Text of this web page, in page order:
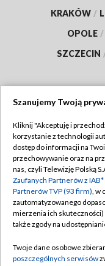
KRAKÓW /
OPOLE /
SZCZECIN
Abonament TVP
Emisja w TVP
Centrum informacji
Naziemna
Rada Programowa
Szanujemy Twoją
Kliknij "Akceptuję i
korzystanie z technologii
dostęp do informacji na
przechowywanie oraz na
nas, czyli Telewizję Polską
Zaufanych Partnerów z
Partnerów TVP (93 firm), w
zautomatyzowanego
mierzenia ich skuteczności)
także zgody na
Twoje dane osobowe
poszczególnych serwisów